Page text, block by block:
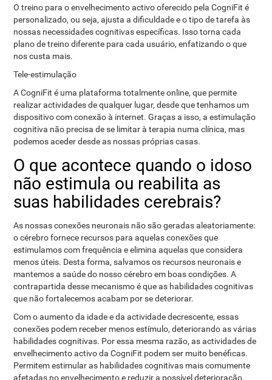
O treino para o envelhecimento activo oferecido pela CogniFit é
personalizado, ou seja, ajusta a dificuldade e o tipo de tarefa às
nossas necessidades cognitivas específicas. Isso torna cada
plano de treino diferente para cada usuário, enfatizando o que
nos custa mais.
Tele-estimulação
A CogniFit é uma plataforma totalmente online, que permite
realizar actividades de qualquer lugar, desde que tenhamos um
dispositivo com conexão à internet. Graças a isso, a estimulação
cognitiva não precisa de se limitar à terapia numa clínica, mas
podemos aceder desde as nossas próprias casas.
O que acontece quando o idoso
não estimula ou reabilita as
suas habilidades cerebrais?
As nossas conexões neuronais não são geradas aleatoriamente:
o cérebro fornece recursos para aquelas conexões que
estimulamos com frequência e elimina aquelas que considera
menos úteis. Desta forma, salvamos os recursos neuronais e
mantemos a saúde do nosso cérebro em boas condições. A
contrapartida desse mecanismo é que as habilidades cognitivas
que não fortalecemos acabam por se deteriorar.
Com o aumento da idade e da actividade decrescente, essas
conexões podem receber menos estímulo, deteriorando as várias
habilidades cognitivas. Por essa mesma razão, as actividades de
envelhecimento activo da CogniFit podem ser muito benéficas.
Permitem estimular as habilidades cognitivas mais comumente
afetadas no envelhecimento e reduzir a possível deterioração.